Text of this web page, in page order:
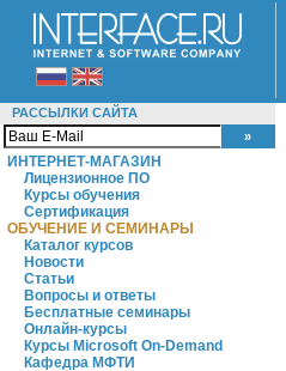
РАССЫЛКИ САЙТА
ИНТЕРНЕТ-МАГАЗИН
Лицензионное ПО
Курсы обучения
Сертификация
ОБУЧЕНИЕ И СЕМИНАРЫ
Каталог курсов
Новости
Статьи
Вопросы и ответы
Бесплатные семинары
Онлайн-курсы
Курсы Microsoft On-Demand
Кафедра МФТИ